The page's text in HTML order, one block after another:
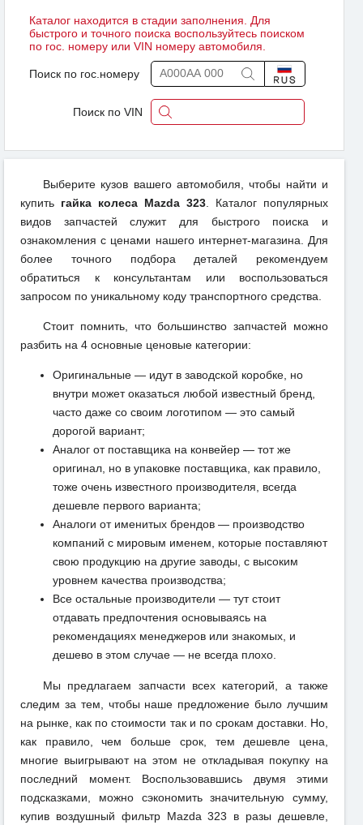
Каталог находится в стадии заполнения. Для
быстрого и точного поиска воспользуйтесь поиском
по гос. номеру или VIN номеру автомобиля.
Поиск по гос.номеру
Поиск по VIN
Выберите кузов вашего автомобиля, чтобы найти и
купить гайка колеса Mazda 323 . Каталог популярных
видов запчастей служит для быстрого поиска и
ознакомления с ценами нашего интернет-магазина. Для
более точного подбора деталей рекомендуем
обратиться к консультантам или воспользоваться
запросом по уникальному коду транспортного средства.
Стоит помнить, что большинство запчастей можно
разбить на 4 основные ценовые категории:
Оригинальные — идут в заводской коробке, но
внутри может оказаться любой известный бренд,
часто даже со своим логотипом — это самый
дорогой вариант;
Аналог от поставщика на конвейер — тот же
оригинал, но в упаковке поставщика, как правило,
тоже очень известного производителя, всегда
дешевле первого варианта;
Аналоги от именитых брендов — производство
компаний с мировым именем, которые поставляют
свою продукцию на другие заводы, с высоким
уровнем качества производства;
Все остальные производители — тут стоит
отдавать предпочтения основываясь на
рекомендациях менеджеров или знакомых, и
дешево в этом случае — не всегда плохо.
Мы предлагаем запчасти всех категорий, а также
следим за тем, чтобы наше предложение было лучшим
на рынке, как по стоимости так и по срокам доставки. Но,
как правило, чем больше срок, тем дешевле цена,
многие выигрывают на этом не откладывая покупку на
последний момент. Воспользовавшись двумя этими
подсказками, можно сэкономить значительную сумму,
купив воздушный фильтр Mazda 323 в разы дешевле,